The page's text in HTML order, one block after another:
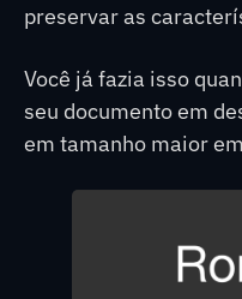
preservar as
Você já fazia isso
seu documento em
em tamanho maior